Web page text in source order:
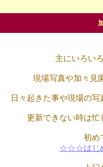
主にいろい
現場写真や加々見
日々起きた事や現場の
更新できない時は忙
初め
☆☆☆はじ